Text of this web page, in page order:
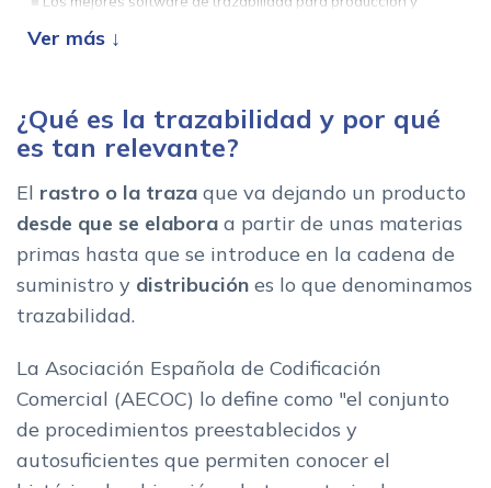
Caracteristicas de los sistemas de control de trazabilidad
Beneficios del software de trazabilidad
Los mejores software de trazabilidad por sectores
¿Qué es la trazabilidad y por qué
es tan relevante?
El rastro o la traza que va dejando un producto
desde que se elabora a partir de unas materias
primas hasta que se introduce en la cadena de
suministro y distribución es lo que denominamos
trazabilidad.
La Asociación Española de Codificación
Comercial (AECOC) lo define como "el conjunto
de procedimientos preestablecidos y
autosuficientes que permiten conocer el